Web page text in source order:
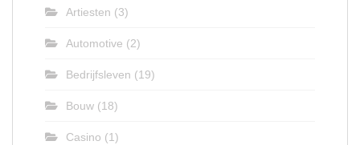
Artiesten (3)
Automotive (2)
Bedrijfsleven (19)
Bouw (18)
Casino (1)